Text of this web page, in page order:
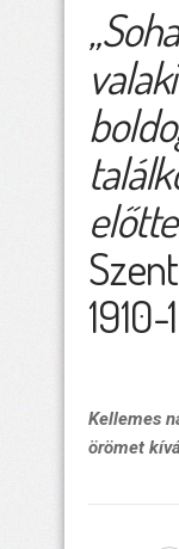
Kellemes
örömet